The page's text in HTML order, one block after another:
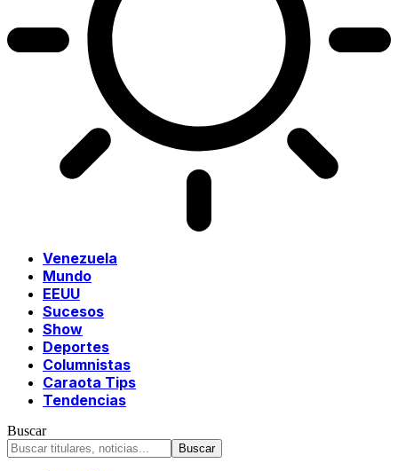
Venezuela
Mundo
EEUU
Sucesos
Show
Deportes
Columnistas
Caraota Tips
Tendencias
Buscar